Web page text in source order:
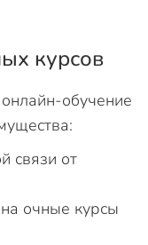
курсов
обучение
связи от
очные курсы